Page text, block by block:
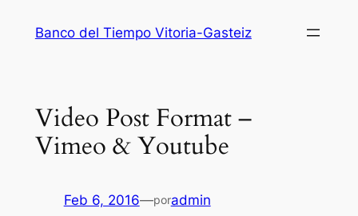
Banco del Tiempo Vitoria-Gasteiz
Video Post Format –
Vimeo & Youtube
Feb 6, 2016—poradmin